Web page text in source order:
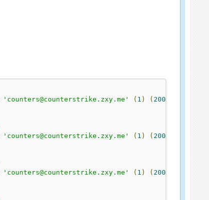
'counters@counterstrike.zxy.me' ( 1 ) ( 2005
'counters@counterstrike.zxy.me' ( 1 ) ( 2005
'counters@counterstrike.zxy.me' ( 1 ) ( 2005